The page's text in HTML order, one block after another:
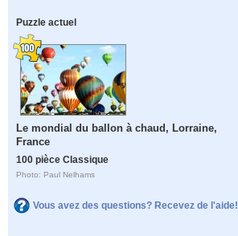
Puzzle actuel
Le mondial du ballon à chaud, Lorraine,
France
100 pièce Classique
Photo: Paul Nelhams
Vous avez des questions? Recevez de l'aide!